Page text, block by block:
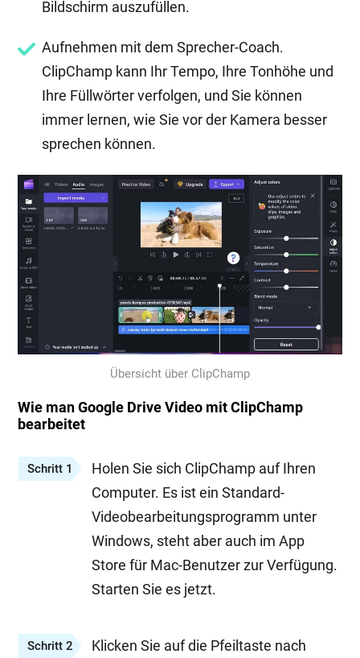
Bildschirm auszufüllen.
Aufnehmen mit dem Sprecher-Coach.
ClipChamp kann Ihr Tempo, Ihre Tonhöhe und
Ihre Füllwörter verfolgen, und Sie können
immer lernen, wie Sie vor der Kamera besser
sprechen können.
Übersicht über ClipChamp
Wie man Google Drive Video mit ClipChamp
bearbeitet
Schritt 1
Holen Sie sich ClipChamp auf Ihren
Computer. Es ist ein Standard-
Videobearbeitungsprogramm unter
Windows, steht aber auch im App
Store für Mac-Benutzer zur Verfügung.
Starten Sie es jetzt.
Schritt 2
Klicken Sie auf die Pfeiltaste nach